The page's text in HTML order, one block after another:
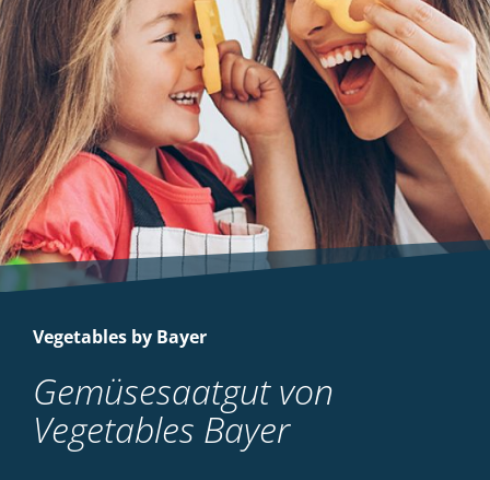
Vegetables by Bayer
Gemüsesaatgut von
Vegetables Bayer